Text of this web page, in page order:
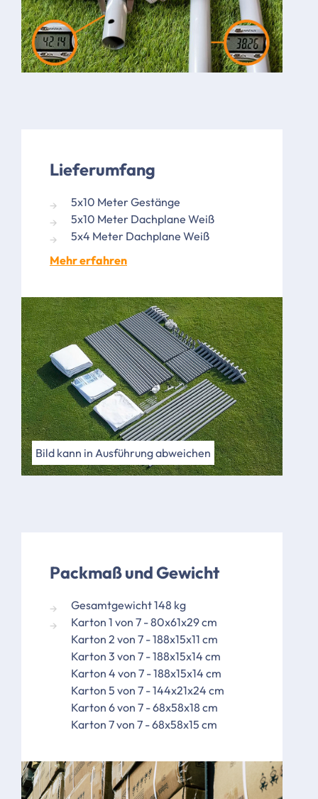
Lieferumfang
5x10 Meter Gestänge
5x10 Meter Dachplane Weiß
5x4 Meter Dachplane Weiß
Mehr erfahren
Bild kann in Ausführung abweichen
Packmaß und Gewicht
Gesamtgewicht 148 kg
Karton 1 von 7 - 80x61x29 cm
Karton 2 von 7 - 188x15x11 cm
Karton 3 von 7 - 188x15x14 cm
Karton 4 von 7 - 188x15x14 cm
Karton 5 von 7 - 144x21x24 cm
Karton 6 von 7 - 68x58x18 cm
Karton 7 von 7 - 68x58x15 cm